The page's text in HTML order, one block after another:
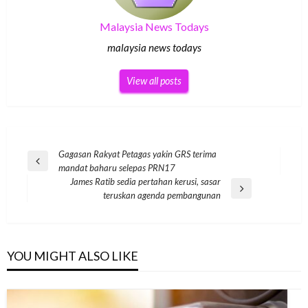
Malaysia News Todays
malaysia news todays
View all posts
Post
navigation
Previous
Gagasan Rakyat Petagas yakin GRS terima
mandat baharu selepas PRN17
James Ratib sedia pertahan kerusi, sasar
teruskan agenda pembangunan
YOU MIGHT ALSO LIKE